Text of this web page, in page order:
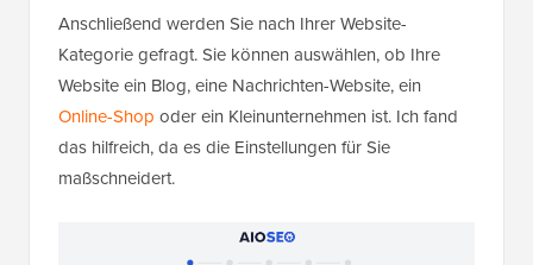
Anschließend werden Sie nach Ihrer Website-
Kategorie gefragt. Sie können auswählen, ob Ihre
Website ein Blog, eine Nachrichten-Website, ein
Online-Shop oder ein Kleinunternehmen ist. Ich fand
das hilfreich, da es die Einstellungen für Sie
maßschneidert.